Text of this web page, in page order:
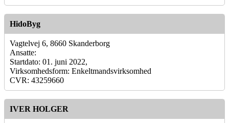
HidoByg
Vagtelvej 6, 8660 Skanderborg
Ansatte:
Startdato: 01. juni 2022,
Virksomhedsform: Enkeltmandsvirksomhed
CVR: 43259660
IVER HOLGER